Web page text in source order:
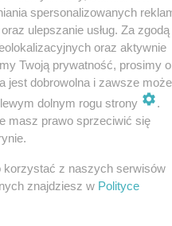
spersonalizowanych
ulepszanie usług. Za zgodą
oraz aktywnie
Twoją prywatność, prosimy o
jest dobrowolna i zawsze
dolnym rogu strony
.
masz prawo sprzeciwić się
korzystać z naszych serwisów
znajdziesz w Polityce